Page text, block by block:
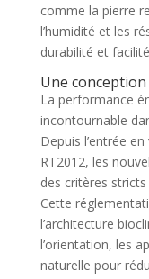
comme la pierre
l’humidité et les
durabilité et
Une
La performance
incontournable
Depuis l’entrée
RT2012, les
des critères
Cette
l’architecture
l’orientation, les
naturelle pour